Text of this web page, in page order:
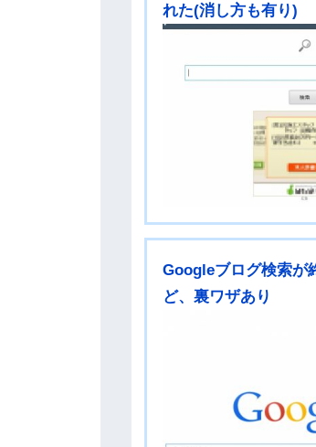
れた(消し方も有り)
Googleブログ検索が
ど、裏ワザあり